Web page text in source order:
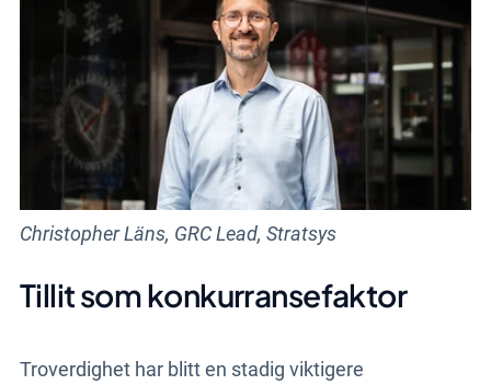
Christopher Läns, GRC Lead, Stratsys
Tillit som konkurransefaktor
Troverdighet har blitt en stadig viktigere